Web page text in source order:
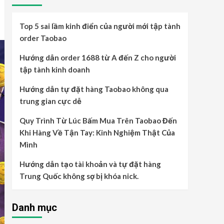
Top 5 sai lầm kinh điển của người mới tập tành
order Taobao
Hướng dẫn order 1688 từ A đến Z cho người
tập tành kinh doanh
Hướng dẫn tự đặt hàng Taobao không qua
trung gian cực dễ
Quy Trình Từ Lúc Bấm Mua Trên Taobao Đến
Khi Hàng Về Tận Tay: Kinh Nghiệm Thật Của
Mình
Hướng dẫn tạo tài khoản và tự đặt hàng
Trung Quốc không sợ bị khóa nick.
Danh mục